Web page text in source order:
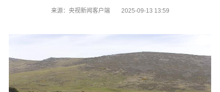
来源：央视新闻客户端 2025-09-13 13:59